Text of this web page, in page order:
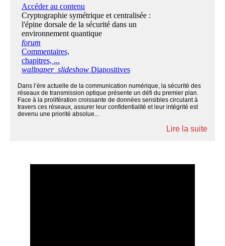
Dans l’ère actuelle de la communication numérique, la sécurité des
réseaux de transmission optique présente un défi du premier plan.
Face à la prolifération croissante de données sensibles circulant à
travers ces réseaux, assurer leur confidentialité et leur intégrité est
devenu une priorité absolue...
Lire la suite